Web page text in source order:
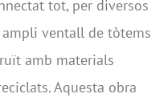
tot, per diversos
ampli ventall de tòtems
amb materials
Aquesta obra